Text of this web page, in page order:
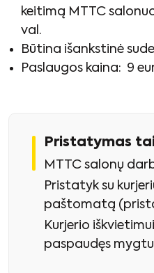
keitimą MTTC
val.
Būtina išankstinė
Paslaugos kaina: 9
Pristatymas
MTTC salonų
Pristatyk su
paštomatą
Kurjerio
paspaudęs